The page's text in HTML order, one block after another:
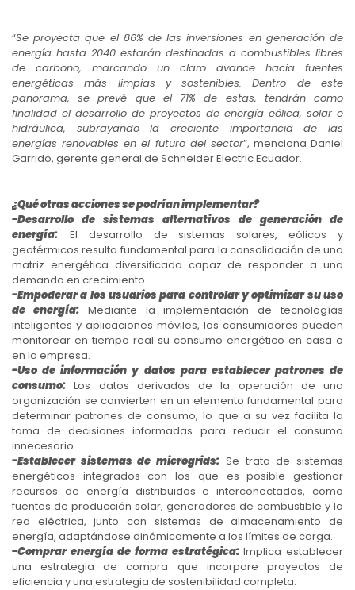
“Se proyecta que el 86% de las inversiones en generación de
energía hasta 2040 estarán destinadas a combustibles libres
de carbono, marcando un claro avance hacia fuentes
energéticas más limpias y sostenibles. Dentro de este
panorama, se prevé que el 71% de estas, tendrán como
finalidad el desarrollo de proyectos de energía eólica, solar e
hidráulica, subrayando la creciente importancia de las
energías renovables en el futuro del sector”, menciona Daniel
Garrido, gerente general de Schneider Electric Ecuador.
¿Qué otras acciones se podrían implementar?
-Desarrollo de sistemas alternativos de generación de
energía:
El desarrollo de sistemas solares, eólicos y
geotérmicos resulta fundamental para la consolidación de una
matriz energética diversificada capaz de responder a una
demanda en crecimiento.
-Empoderar a los usuarios para controlar y optimizar su uso
de energía:Mediante la implementación de tecnologías
inteligentes y aplicaciones móviles, los consumidores pueden
monitorear en tiempo real su consumo energético en casa o
en la empresa.
-Uso de información y datos para establecer patrones de
consumo: Los datos derivados de la operación de una
organización se convierten en un elemento fundamental para
determinar patrones de consumo, lo que a su vez facilita la
toma de decisiones informadas para reducir el consumo
innecesario.
-Establecer sistemas de microgrids: Se trata de sistemas
energéticos integrados con los que es posible gestionar
recursos de energía distribuidos e interconectados, como
fuentes de producción solar, generadores de combustible y la
red eléctrica, junto con sistemas de almacenamiento de
energía, adaptándose dinámicamente a los límites de carga.
-Comprar energía de forma estratégica: Implica establecer
una estrategia de compra que incorpore proyectos de
eficiencia y una estrategia de sostenibilidad completa.